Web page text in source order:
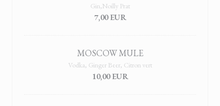
Gin,Noilly Prat
7,00 EUR
MOSCOW MULE
Vodka, Ginger Beer, Citron vert
10,00 EUR